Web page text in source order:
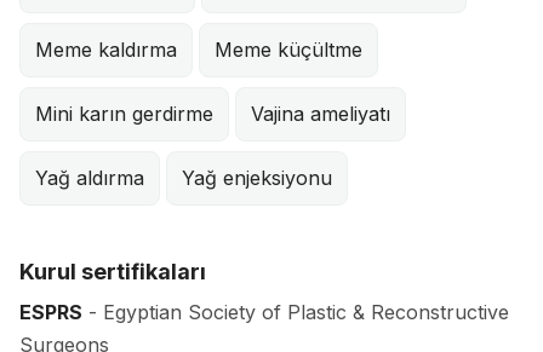
Meme kaldırma Meme küçültme
Mini karın gerdirme Vajina ameliyatı
Yağ aldırma Yağ enjeksiyonu
Kurul sertifikaları
ESPRS - Egyptian Society of Plastic & Reconstructive
Surgeons